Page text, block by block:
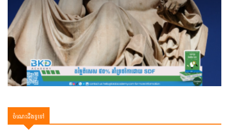
ចំណេះដឹងទូទៅ